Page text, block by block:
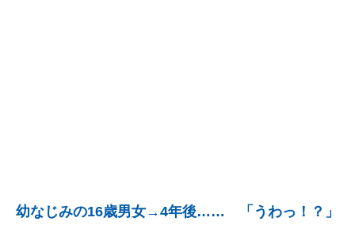
建設×テクノロジーの最前線
幼なじみの16歳男女→4年後…… 「うわっ！？」